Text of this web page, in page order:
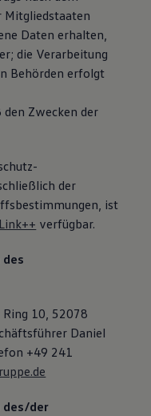
Mitgliedstaaten
Daten erhalten,
die Verarbeitung
Behörden erfolgt
Zwecken der
der
ist
verfügbar.
10, 52078
Daniel
+49 241
des/der